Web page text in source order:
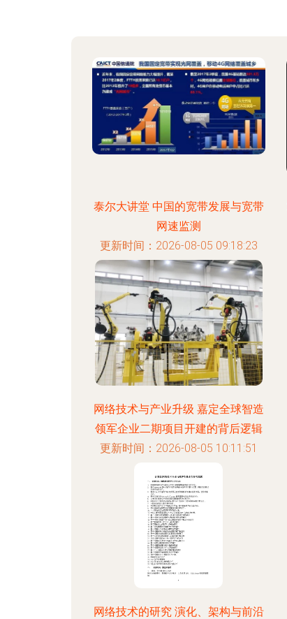
泰尔大讲堂 中国的宽带发展与宽带
网速监测
更新时间：2026-08-05 09:18:23
网络技术与产业升级 嘉定全球智造
领军企业二期项目开建的背后逻辑
更新时间：2026-08-05 10:11:51
网络技术的研究 演化、架构与前沿